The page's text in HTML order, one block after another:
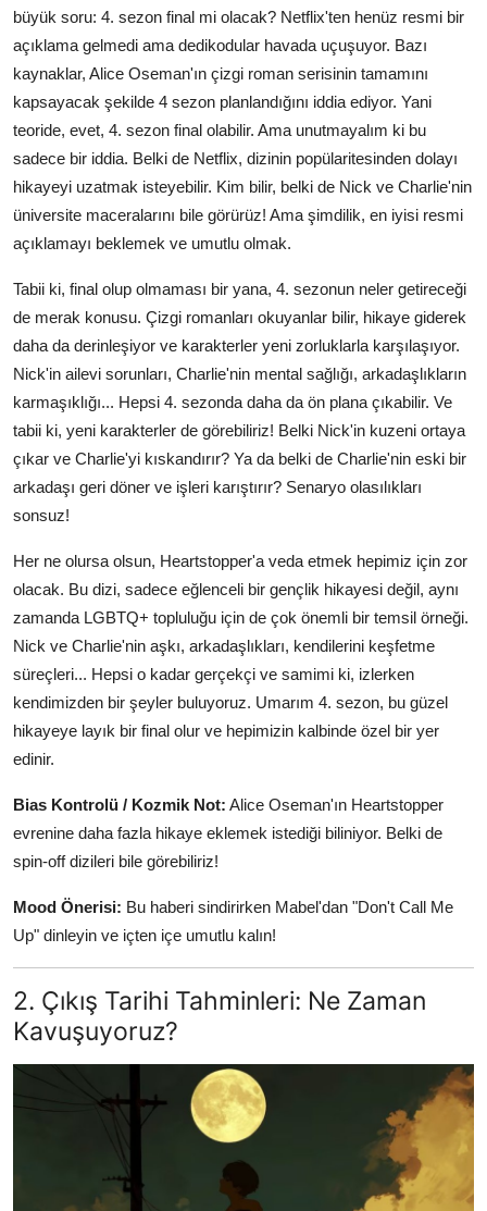
büyük soru: 4. sezon final mi olacak? Netflix'ten henüz resmi bir
açıklama gelmedi ama dedikodular havada uçuşuyor. Bazı
kaynaklar, Alice Oseman'ın çizgi roman serisinin tamamını
kapsayacak şekilde 4 sezon planlandığını iddia ediyor. Yani
teoride, evet, 4. sezon final olabilir. Ama unutmayalım ki bu
sadece bir iddia. Belki de Netflix, dizinin popülaritesinden dolayı
hikayeyi uzatmak isteyebilir. Kim bilir, belki de Nick ve Charlie'nin
üniversite maceralarını bile görürüz! Ama şimdilik, en iyisi resmi
açıklamayı beklemek ve umutlu olmak.
Tabii ki, final olup olmaması bir yana, 4. sezonun neler getireceği
de merak konusu. Çizgi romanları okuyanlar bilir, hikaye giderek
daha da derinleşiyor ve karakterler yeni zorluklarla karşılaşıyor.
Nick'in ailevi sorunları, Charlie'nin mental sağlığı, arkadaşlıkların
karmaşıklığı... Hepsi 4. sezonda daha da ön plana çıkabilir. Ve
tabii ki, yeni karakterler de görebiliriz! Belki Nick'in kuzeni ortaya
çıkar ve Charlie'yi kıskandırır? Ya da belki de Charlie'nin eski bir
arkadaşı geri döner ve işleri karıştırır? Senaryo olasılıkları
sonsuz!
Her ne olursa olsun, Heartstopper'a veda etmek hepimiz için zor
olacak. Bu dizi, sadece eğlenceli bir gençlik hikayesi değil, aynı
zamanda LGBTQ+ topluluğu için de çok önemli bir temsil örneği.
Nick ve Charlie'nin aşkı, arkadaşlıkları, kendilerini keşfetme
süreçleri... Hepsi o kadar gerçekçi ve samimi ki, izlerken
kendimizden bir şeyler buluyoruz. Umarım 4. sezon, bu güzel
hikayeye layık bir final olur ve hepimizin kalbinde özel bir yer
edinir.
Bias Kontrolü / Kozmik Not: Alice Oseman'ın Heartstopper
evrenine daha fazla hikaye eklemek istediği biliniyor. Belki de
spin-off dizileri bile görebiliriz!
Mood Önerisi: Bu haberi sindirirken Mabel'dan "Don't Call Me
Up" dinleyin ve içten içe umutlu kalın!
2. Çıkış Tarihi Tahminleri: Ne Zaman
Kavuşuyoruz?